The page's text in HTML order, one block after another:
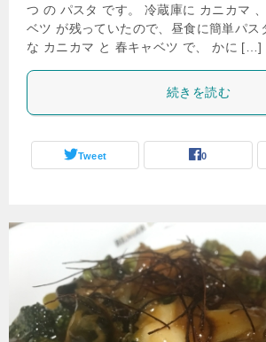
つ の パスタ です。 冷蔵庫に カニカマ
ベツ が残っていたので、昼食に簡単パス
な カニカマ と 春キャベツ で、 かに […]
続きを読む
Tweet 0